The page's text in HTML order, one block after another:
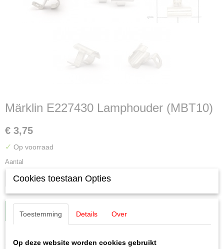
Märklin E227430 Lamphouder (MBT10)
€ 3,75
✓ Op voorraad
Aantal
IN WINKELWAGEN
Specificaties
Cookies toestaan Opties
Toestemming Details Over
Op deze website worden cookies gebruikt